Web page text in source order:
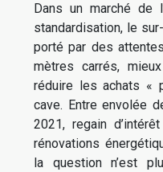
Dans un marché de
standardisation, le
porté par des
mètres carrés,
réduire les achats «
cave. Entre envolée
2021, regain
rénovations
la question n’est